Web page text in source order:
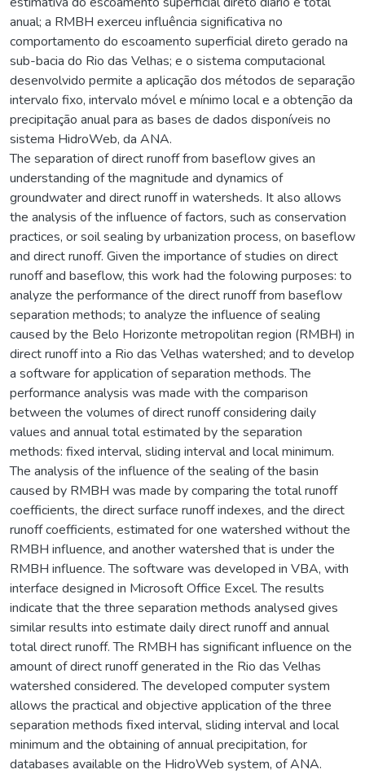
anual; a RMBH exerceu influência significativa no
comportamento do escoamento superficial direto gerado na
sub-bacia do Rio das Velhas; e o sistema computacional
desenvolvido permite a aplicação dos métodos de separação
intervalo fixo, intervalo móvel e mínimo local e a obtenção da
precipitação anual para as bases de dados disponíveis no
sistema HidroWeb, da ANA.
The separation of direct runoff from baseflow gives an
understanding of the magnitude and dynamics of
groundwater and direct runoff in watersheds. It also allows
the analysis of the influence of factors, such as conservation
practices, or soil sealing by urbanization process, on baseflow
and direct runoff. Given the importance of studies on direct
runoff and baseflow, this work had the folowing purposes: to
analyze the performance of the direct runoff from baseflow
separation methods; to analyze the influence of sealing
caused by the Belo Horizonte metropolitan region (RMBH) in
direct runoff into a Rio das Velhas watershed; and to develop
a software for application of separation methods. The
performance analysis was made with the comparison
between the volumes of direct runoff considering daily
values and annual total estimated by the separation
methods: fixed interval, sliding interval and local minimum.
The analysis of the influence of the sealing of the basin
caused by RMBH was made by comparing the total runoff
coefficients, the direct surface runoff indexes, and the direct
runoff coefficients, estimated for one watershed without the
RMBH influence, and another watershed that is under the
RMBH influence. The software was developed in VBA, with
interface designed in Microsoft Office Excel. The results
indicate that the three separation methods analysed gives
similar results into estimate daily direct runoff and annual
total direct runoff. The RMBH has significant influence on the
amount of direct runoff generated in the Rio das Velhas
watershed considered. The developed computer system
allows the practical and objective application of the three
separation methods fixed interval, sliding interval and local
minimum and the obtaining of annual precipitation, for
databases available on the HidroWeb system, of ANA.